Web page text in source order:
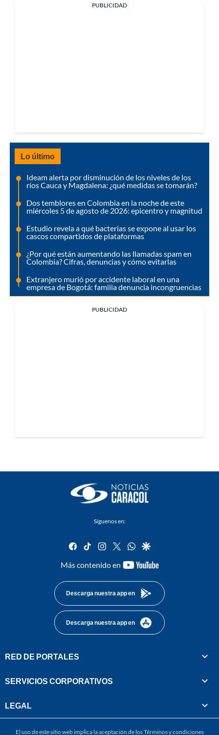
PUBLICIDAD
Lo último
Ideam alerta por disminución de los niveles de los
ríos Cauca y Magdalena: ¿qué medidas se tomarán?
Dos temblores en Colombia en la noche de este
miércoles 5 de agosto de 2026: epicentro y magnitud
Estudio revela a qué bacterias se expone al usar los
cascos compartidos de plataformas
¿Por qué están aumentando las llamadas spam en
Colombia? Cifras, denuncias y cómo evitarlas
Extranjero murió por accidente laboral en una
empresa de Bogotá: familia denuncia incongruencias
PUBLICIDAD
Síguenos en:
facebook
tiktok instagram
twitterwhatsapp
google
Más contenido en
youtube-
Descarga nuestra app en
Descarga nuestra app en
RED DE PORTALES
SERVICIOS CORPORATIVOS
LEGAL
El uso de este sitio web implica la aceptación de losTérminos y condiciones